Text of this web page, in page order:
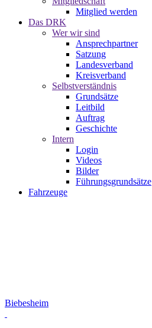
Mitglied werden
Das DRK
Wer wir sind
Ansprechpartner
Satzung
Landesverband
Kreisverband
Selbstverständnis
Grundsätze
Leitbild
Auftrag
Geschichte
Intern
Login
Videos
Bilder
Führungsgrundsätze
Fahrzeuge
Biebesheim